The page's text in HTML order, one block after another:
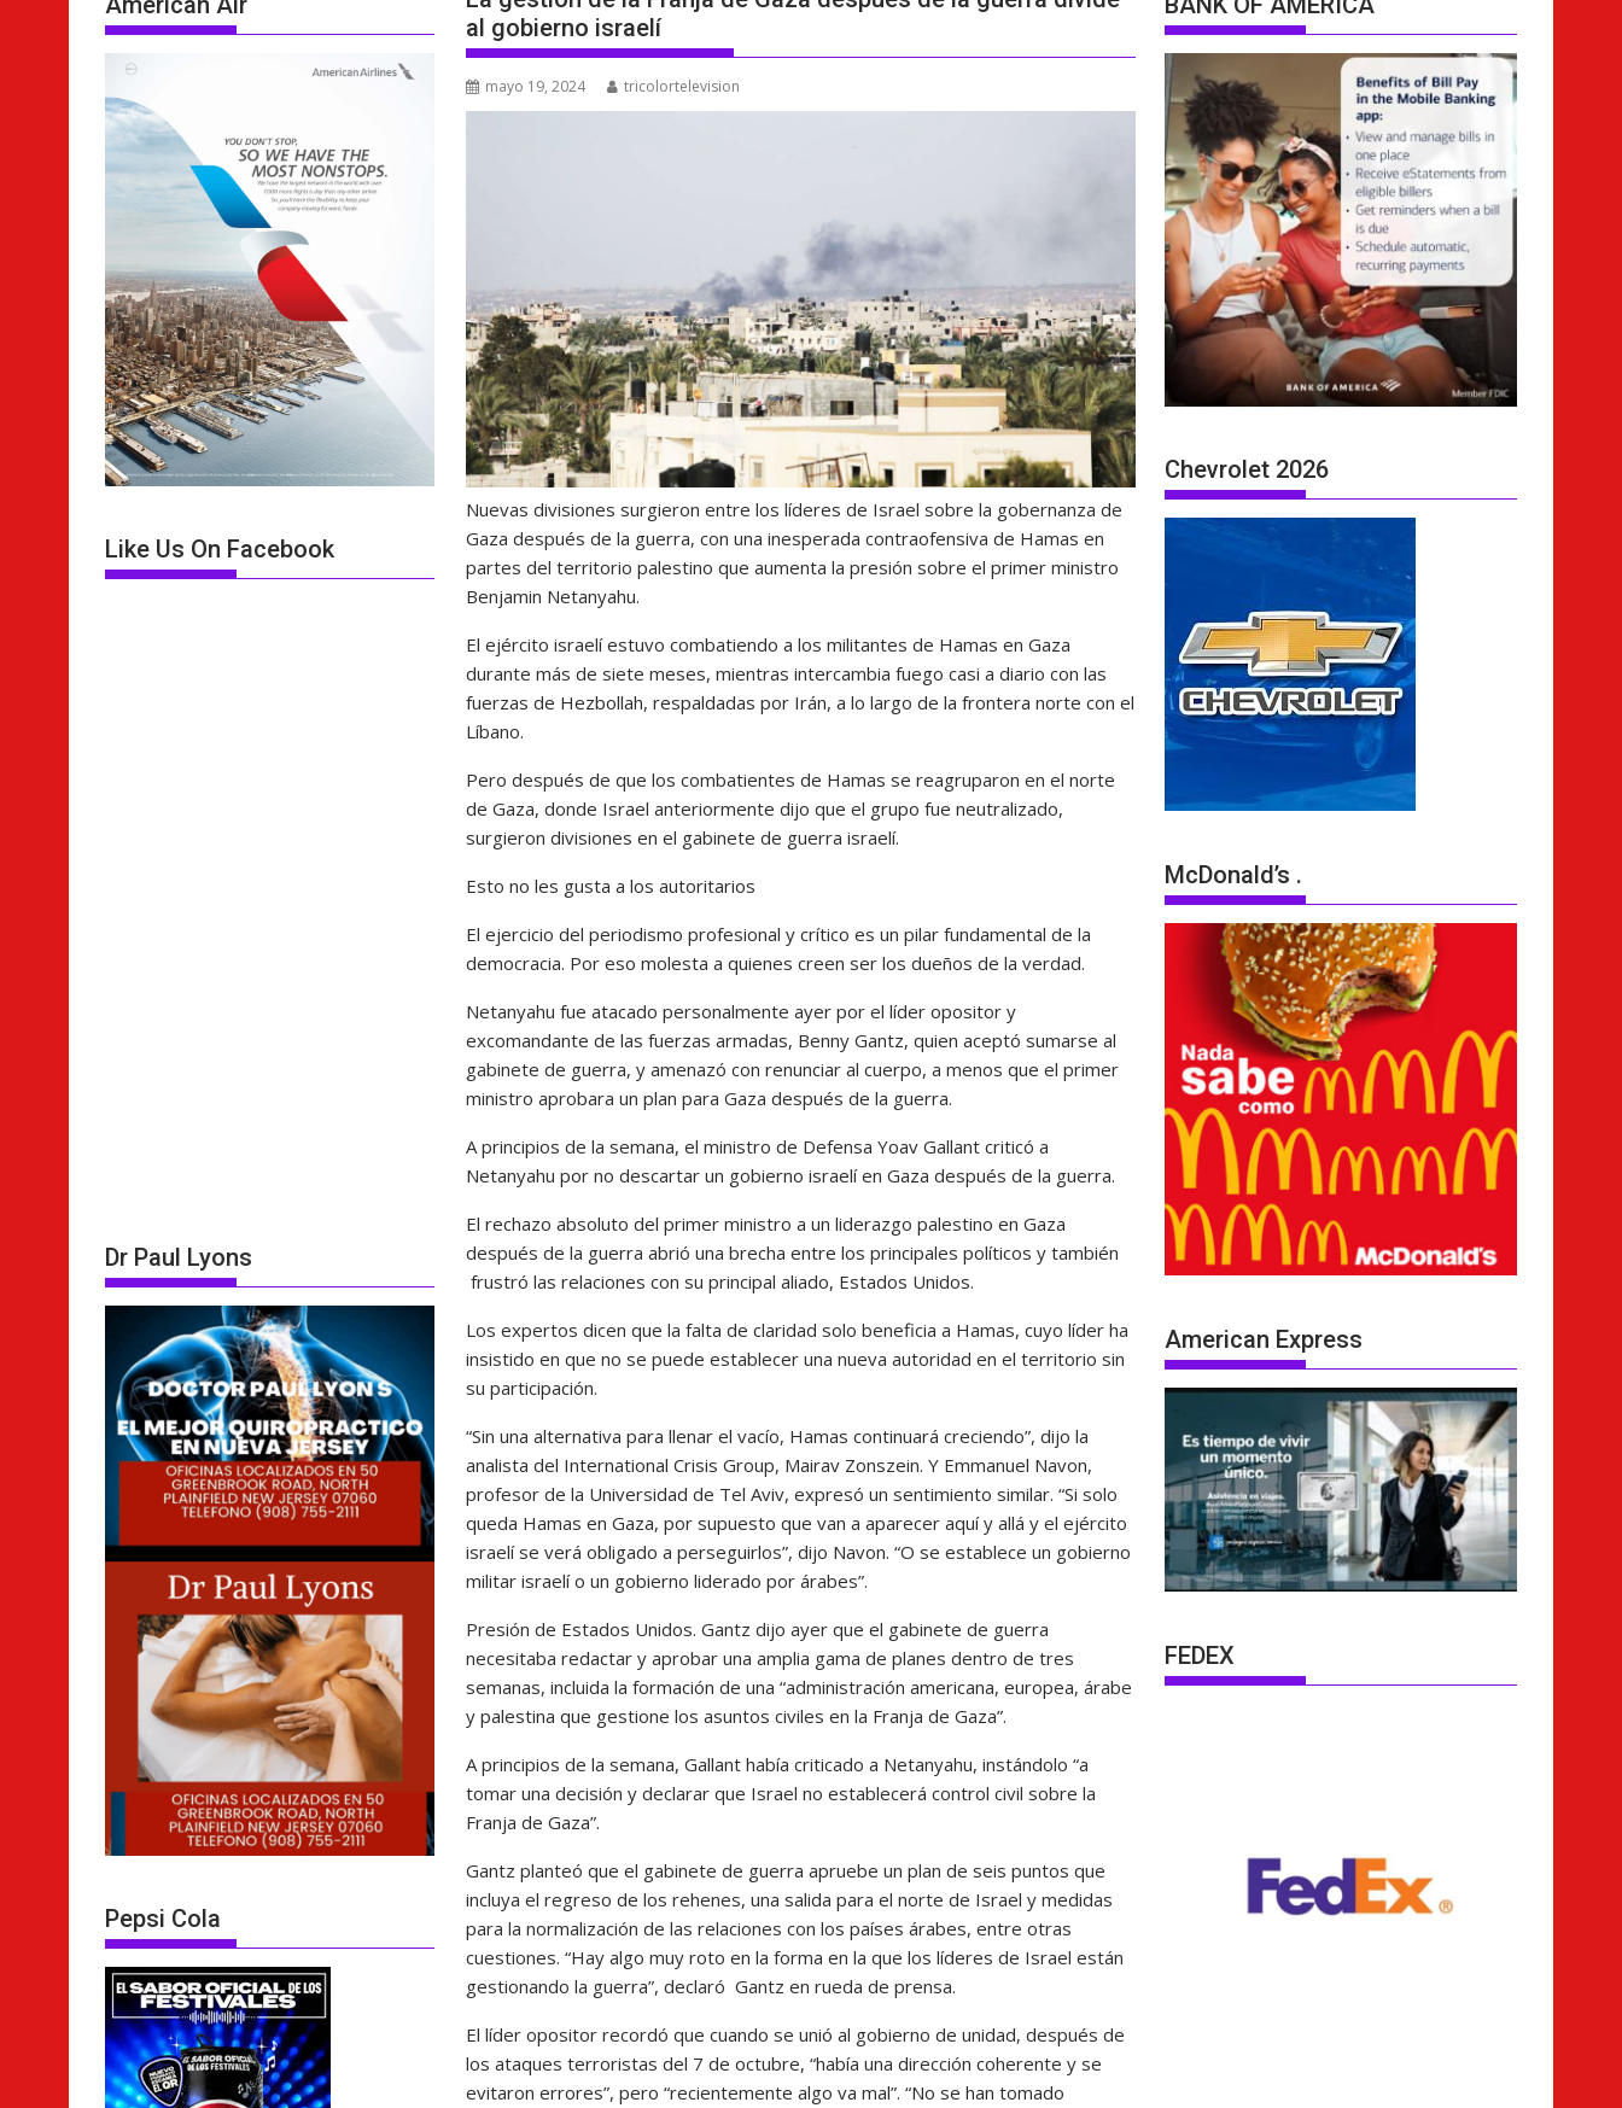
al gobierno israelí
mayo 19, 2024 tricolortelevision
Nuevas divisiones surgieron entre los líderes de Israel sobre la gobernanza de
Gaza después de la guerra, con una inesperada contraofensiva de Hamas en
partes del territorio palestino que aumenta la presión sobre el primer ministro
Benjamin Netanyahu.
El ejército israelí estuvo combatiendo a los militantes de Hamas en Gaza
durante más de siete meses, mientras intercambia fuego casi a diario con las
fuerzas de Hezbollah, respaldadas por Irán, a lo largo de la frontera norte con el
Líbano.
Pero después de que los combatientes de Hamas se reagruparon en el norte
de Gaza, donde Israel anteriormente dijo que el grupo fue neutralizado,
surgieron divisiones en el gabinete de guerra israelí.
Esto no les gusta a los autoritarios
El ejercicio del periodismo profesional y crítico es un pilar fundamental de la
democracia. Por eso molesta a quienes creen ser los dueños de la verdad.
Netanyahu fue atacado personalmente ayer por el líder opositor y
excomandante de las fuerzas armadas, Benny Gantz, quien aceptó sumarse al
gabinete de guerra, y amenazó con renunciar al cuerpo, a menos que el primer
ministro aprobara un plan para Gaza después de la guerra.
A principios de la semana, el ministro de Defensa Yoav Gallant criticó a
Netanyahu por no descartar un gobierno israelí en Gaza después de la guerra.
El rechazo absoluto del primer ministro a un liderazgo palestino en Gaza
después de la guerra abrió una brecha entre los principales políticos y también
frustró las relaciones con su principal aliado, Estados Unidos.
Los expertos dicen que la falta de claridad solo beneficia a Hamas, cuyo líder ha
insistido en que no se puede establecer una nueva autoridad en el territorio sin
su participación.
“Sin una alternativa para llenar el vacío, Hamas continuará creciendo”, dijo la
analista del International Crisis Group, Mairav Zonszein. Y Emmanuel Navon,
profesor de la Universidad de Tel Aviv, expresó un sentimiento similar. “Si solo
queda Hamas en Gaza, por supuesto que van a aparecer aquí y allá y el ejército
israelí se verá obligado a perseguirlos”, dijo Navon. “O se establece un gobierno
militar israelí o un gobierno liderado por árabes”.
Presión de Estados Unidos. Gantz dijo ayer que el gabinete de guerra
necesitaba redactar y aprobar una amplia gama de planes dentro de tres
semanas, incluida la formación de una “administración americana, europea, árabe
y palestina que gestione los asuntos civiles en la Franja de Gaza”.
A principios de la semana, Gallant había criticado a Netanyahu, instándolo “a
tomar una decisión y declarar que Israel no establecerá control civil sobre la
Franja de Gaza”.
Gantz planteó que el gabinete de guerra apruebe un plan de seis puntos que
incluya el regreso de los rehenes, una salida para el norte de Israel y medidas
para la normalización de las relaciones con los países árabes, entre otras
cuestiones. “Hay algo muy roto en la forma en la que los líderes de Israel están
gestionando la guerra”, declaró Gantz en rueda de prensa.
El líder opositor recordó que cuando se unió al gobierno de unidad, después de
los ataques terroristas del 7 de octubre, “había una dirección coherente y se
evitaron errores”, pero “recientemente algo va mal”. “No se han tomado
Like Us On Facebook
Dr Paul Lyons
Pepsi Cola
Chevrolet 2026
McDonald’s .
American Express
FEDEX